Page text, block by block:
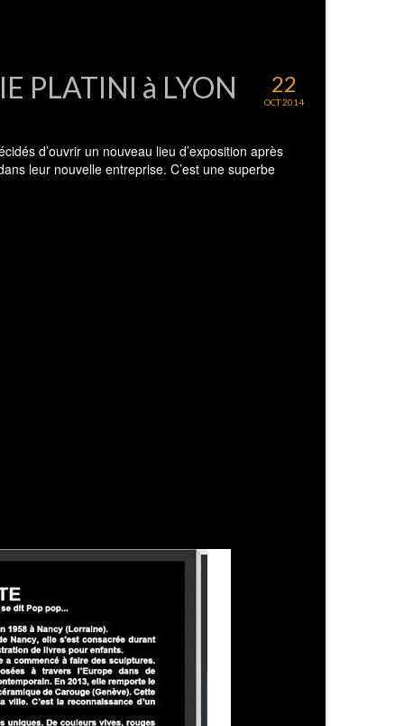
22
OCT 2014
PLATINI à LYON
d’ouvrir un nouveau lieu d’exposition après
leur nouvelle entreprise. C’est une superbe